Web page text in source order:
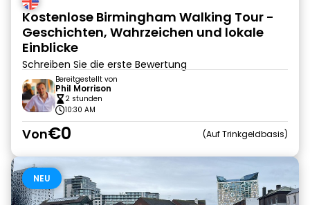
Kostenlose Birmingham Walking Tour -
Geschichten, Wahrzeichen und lokale
Einblicke
Schreiben Sie die erste Bewertung
Bereitgestellt von
Phil Morrison
2 stunden
10:30 AM
Von€0 Auf Trinkgeldbasis
NEU